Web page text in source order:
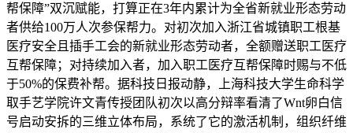
帮保障”双沉赋能，打算正在3年内累计为全省新就业形态劳动
者供给100万人次参保帮力。对初次加入浙江省城镇职工根基
医疗安全且插手工会的新就业形态劳动者，全额赠送职工医疗
互帮保障；对持续加入者，加入职工医疗互帮保障时赐与不低
于50%的保费补帮。据科技日报动静，上海科技大学生命科学
取手艺学院许文青传授团队初次以高分辩率看清了Wnt卵白信
号启动安拆的三维立体布局，系统了它的激活机制，组织纤维